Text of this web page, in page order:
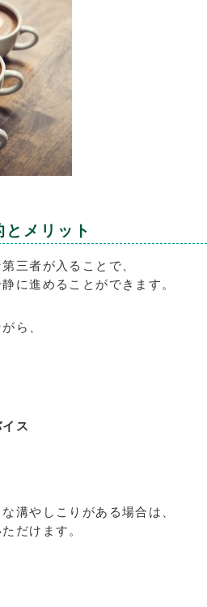
メリット
三者が入ることで、
に進めることができます。
ら、
ス
溝やしこりがある場合は、
だけます。